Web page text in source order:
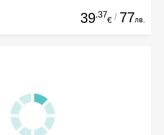
39.37
€ / 77лв.